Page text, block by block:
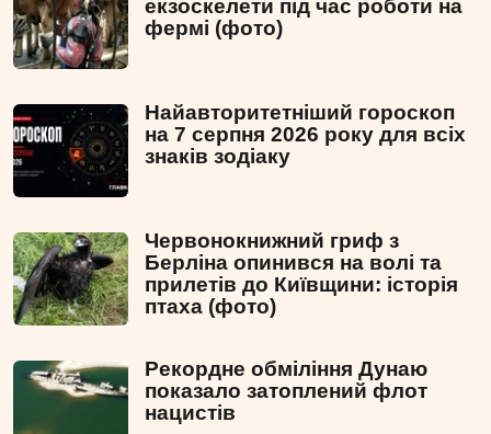
екзоскелети під час роботи на
фермі (фото)
Найавторитетніший гороскоп
на 7 серпня 2026 року для всіх
знаків зодіаку
Червонокнижний гриф з
Берліна опинився на волі та
прилетів до Київщини: історія
птаха (фото)
Рекордне обміління Дунаю
показало затоплений флот
нацистів